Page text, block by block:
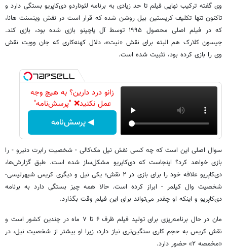
وی گفته ترکیب نهایی فیلم تا حد زیادی به برنامه لئوناردو دی‌کاپریو بستگی دارد و
تاکنون تنها تکلیف کریستین بیل روشن شده که قرار است در نقش وینسنت هانا،
که در فیلم اصلی محصول ۱۹۹۵ توسط آل پاچینو بازی شده بود، بازی کند.
جیسون کلارک هم البته برای نقش «نیت»، دلال کهنه‌کاری که جان وویت نقش
وی را بازی کرده بود، تثبیت شده است.
زانو درد دارین؟ به هیچ وجه
عمل نکنید❌ "پرسش‌نامه"
◀ پرسش‌نامه
سوال اصلی این است که چه کسی نقش نیل مک‌کالی - شخصیت رابرت دنیرو - را
بازی خواهد کرد؟ اینجاست که دی‌کاپریو مشکل‌ساز شده است. طبق گزارش‌ها،
دی‌کاپریو علاقه خود را برای بازی در ۲ نقش؛ یکی نیل و دیگری کریس شیهرلیسی-
شخصیت وال کیلمر - ابراز کرده است. حالا همه چیز بستگی دارد به برنامه
دی‌کاپریو و اینکه او چقدر می‌تواند برای این فیلم وقت بگذارد.
مان در حال برنامه‌ریزی برای تولید فیلم ظرف ۶ تا ۷ ماه در چندین کشور است و
نقش کریس به حجم کاری سنگین‌تری نیاز دارد، زیرا او بیشتر از شخصیت نیل، در
«مخمصه ۲» حضور دارد.